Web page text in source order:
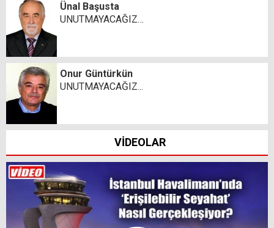
Ünal Başusta
UNUTMAYACAĞIZ…
Onur Güntürkün
UNUTMAYACAĞIZ...
VİDEOLAR